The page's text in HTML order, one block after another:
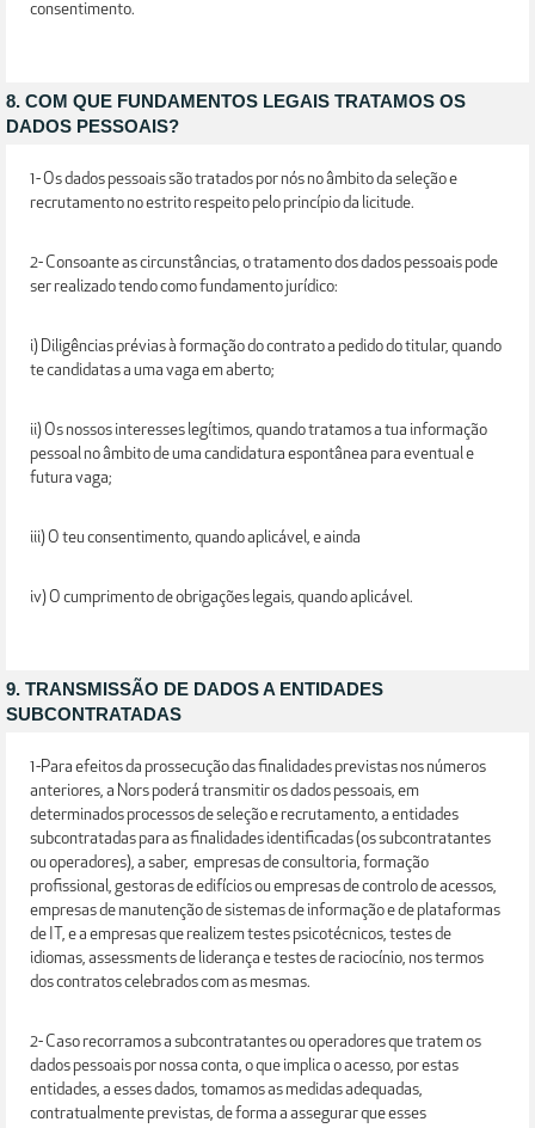
consentimento.
8. COM QUE FUNDAMENTOS LEGAIS TRATAMOS OS
DADOS PESSOAIS?
1- Os dados pessoais são tratados por nós no âmbito da seleção e
recrutamento no estrito respeito pelo princípio da licitude.
2- Consoante as circunstâncias, o tratamento dos dados pessoais pode
ser realizado tendo como fundamento jurídico:
i) Diligências prévias à formação do contrato a pedido do titular, quando
te candidatas a uma vaga em aberto;
ii) Os nossos interesses legítimos, quando tratamos a tua informação
pessoal no âmbito de uma candidatura espontânea para eventual e
futura vaga;
iii) O teu consentimento, quando aplicável, e ainda
iv) O cumprimento de obrigações legais, quando aplicável.
9. TRANSMISSÃO DE DADOS A ENTIDADES
SUBCONTRATADAS
1-Para efeitos da prossecução das finalidades previstas nos números
anteriores, a Nors poderá transmitir os dados pessoais, em
determinados processos de seleção e recrutamento, a entidades
subcontratadas para as finalidades identificadas (os subcontratantes
ou operadores), a saber, empresas de consultoria, formação
profissional, gestoras de edifícios ou empresas de controlo de acessos,
empresas de manutenção de sistemas de informação e de plataformas
de IT, e a empresas que realizem testes psicotécnicos, testes de
idiomas, assessments de liderança e testes de raciocínio, nos termos
dos contratos celebrados com as mesmas.
2- Caso recorramos a subcontratantes ou operadores que tratem os
dados pessoais por nossa conta, o que implica o acesso, por estas
entidades, a esses dados, tomamos as medidas adequadas,
contratualmente previstas, de forma a assegurar que esses